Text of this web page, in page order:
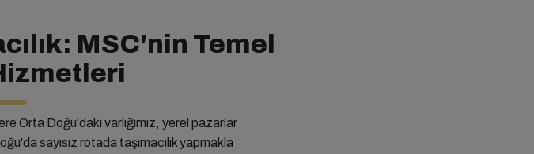
MSC'nin Temel
Orta Doğu'daki varlığımız, yerel pazarlar
sayısız rotada taşımacılık yapmakla